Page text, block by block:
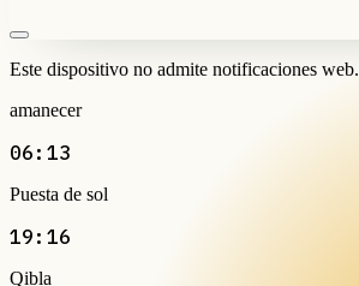
Este dispositivo no admite notificaciones web.
amanecer
06:13
Puesta de sol
19:16
Qibla